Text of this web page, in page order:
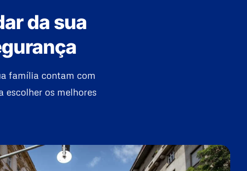
da sua
família contam com
escolher os melhores